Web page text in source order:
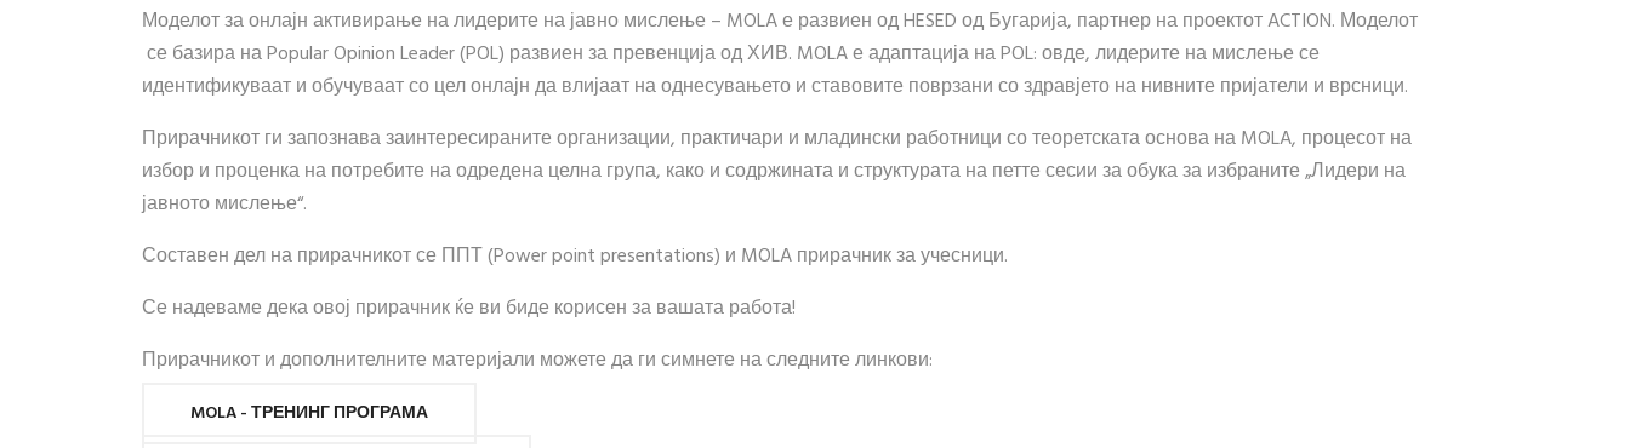
Моделот за онлајн активирање на лидерите на јавно мислење – MOLA е развиен од HESED од Бугарија, партнер на проектот ACTION. Моделот
се базира на Popular Opinion Leader (POL) развиен за превенција од ХИВ. MOLA е адаптација на POL: овде, лидерите на мислење се
идентификуваат и обучуваат со цел онлајн да влијаат на однесувањето и ставовите поврзани со здравјето на нивните пријатели и врсници.
Прирачникот ги запознава заинтересираните организации, практичари и младински работници со теоретската основа на MOLA, процесот на
избор и проценка на потребите на одредена целна група, како и содржината и структурата на петте сесии за обука за избраните „Лидери на
јавното мислење“.
Составен дел на прирачникот се ППТ (Power point presentations) и MOLA прирачник за учесници.
Се надеваме дека овој прирачник ќе ви биде корисен за вашата работа!
Прирачникот и дополнителните материјали можете да ги симнете на следните линкови:
MOLA - ТРЕНИНГ ПРОГРАМА